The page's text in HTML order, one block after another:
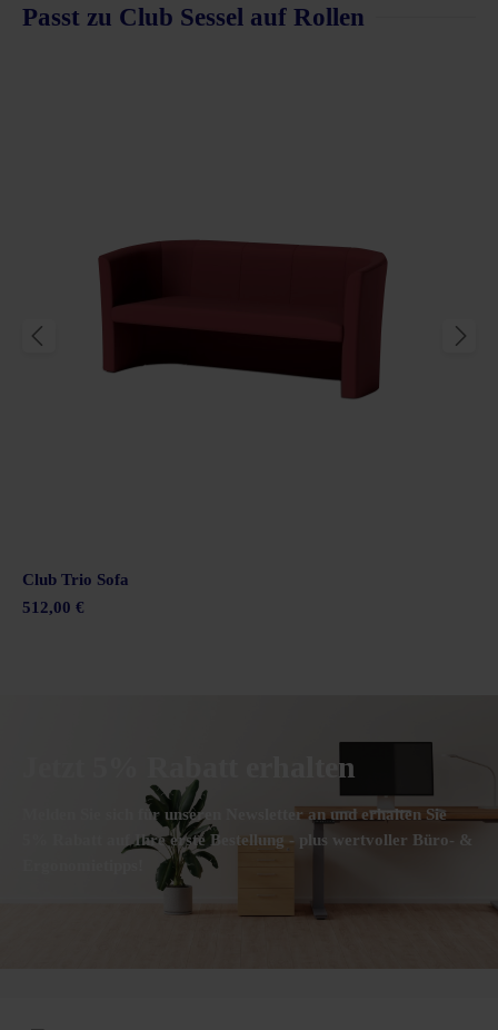
Passt zu Club Sessel auf Rollen
Club Trio Sofa
512,00 €
Jetzt 5% Rabatt erhalten
Melden Sie sich für unseren Newsletter an und erhalten Sie
5% Rabatt auf Ihre erste Bestellung - plus wertvoller Büro- &